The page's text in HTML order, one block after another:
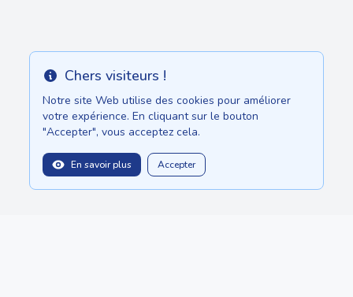
Info Chers visiteurs !
Notre site Web utilise des cookies pour améliorer
votre expérience. En cliquant sur le bouton
"Accepter", vous acceptez cela.
En savoir plus Accepter